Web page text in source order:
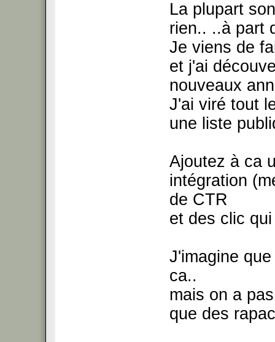
La plupart
rien.. ..à part
Je viens de
et j'ai
nouveaux
J'ai viré tout
une liste
Ajoutez à ca
intégration
de CTR
et des clic
J'imagine
ca..
mais on a
que des